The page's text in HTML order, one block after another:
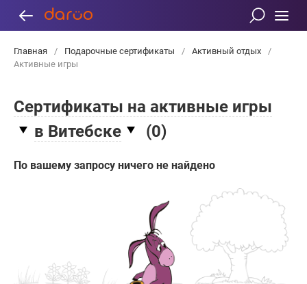
Главная / Подарочные сертификаты / Активный отдых
/
Активные игры
Сертификаты на активные игры
в Витебске
(0)
По вашему запросу ничего не найдено